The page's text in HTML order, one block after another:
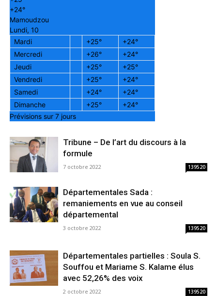
+24°
Mamoudzou
Lundi, 10
Mardi
+25° +24°
Mercredi
+26° +24°
Jeudi
+25° +25°
Vendredi
+25° +24°
Samedi
+24° +24°
Dimanche
+25° +24°
Prévisions sur 7 jours
Tribune – De l’art du discours à la
formule
7 octobre 2022 139520
Départementales Sada :
remaniements en vue au conseil
départemental
3 octobre 2022 139520
Départementales partielles : Soula S.
Souffou et Mariame S. Kalame élus
avec 52,26% des voix
2 octobre 2022 139520